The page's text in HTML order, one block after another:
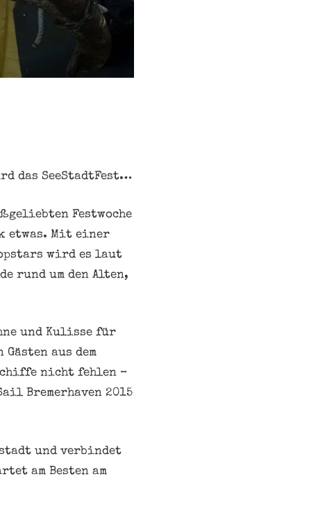
das SeeStadtFest…
Festwoche
etwas. Mit einer
wird es laut
rund um den Alten,
und Kulisse für
aus dem
nicht fehlen –
Bremerha­ven 2015
und verbindet
am Besten am